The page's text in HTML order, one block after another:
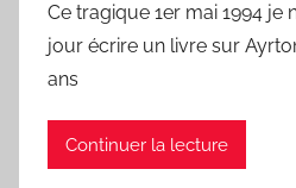
Ce tragique 1er mai 1994 je
jour écrire un livre sur
ans
Continuer la lecture